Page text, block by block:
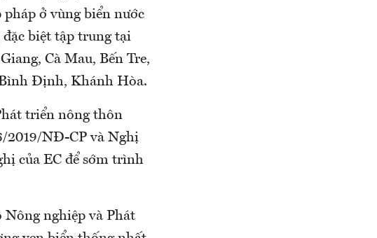
ở vùng biển nước
biệt tập trung tại
Cà Mau, Bến Tre,
Định, Khánh Hòa.
triển nông thôn
2019/NĐ-CP và Nghị
của EC để sớm trình
nghiệp và Phát